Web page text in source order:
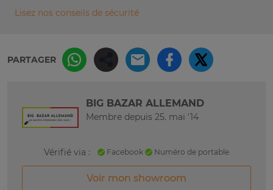
Lisez nos conseils de sécurité
PARTAGER
BIG BAZAR ALLEMAND
Membre depuis 25. mai '14
Vérifié via : Facebook Numéro de portable
Voir mon showroom